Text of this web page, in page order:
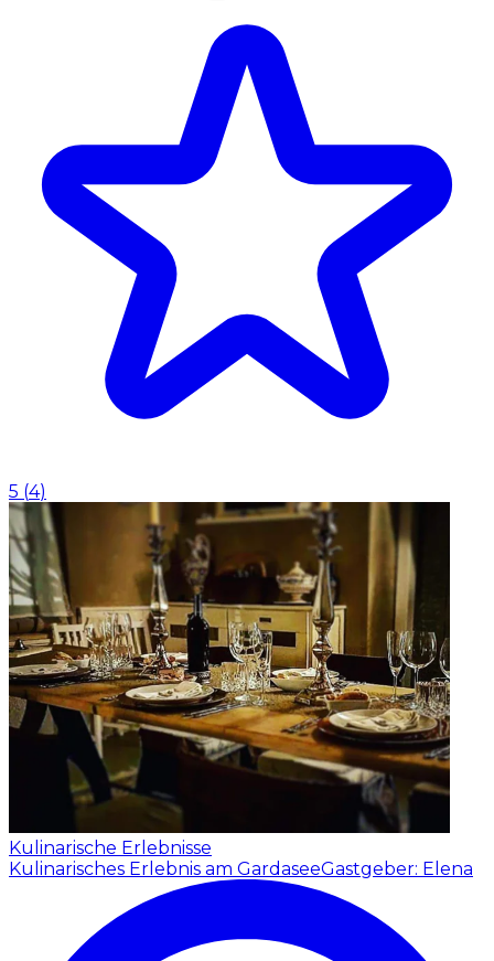
5 (4)
Kulinarische Erlebnisse
Kulinarisches Erlebnis am GardaseeGastgeber: Elena